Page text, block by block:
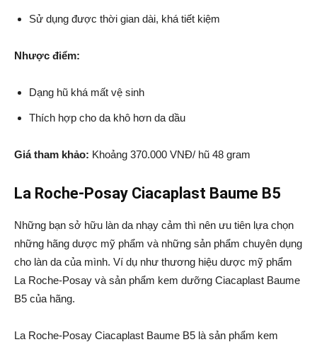
Sử dụng được thời gian dài, khá tiết kiệm
Nhược điểm:
Dạng hũ khá mất vệ sinh
Thích hợp cho da khô hơn da dầu
Giá tham khảo: Khoảng 370.000 VNĐ/ hũ 48 gram
La Roche-Posay Ciacaplast Baume B5
Những bạn sở hữu làn da nhạy cảm thì nên ưu tiên lựa chọn
những hãng dược mỹ phẩm và những sản phẩm chuyên dụng
cho làn da của mình. Ví dụ như thương hiệu dược mỹ phẩm
La Roche-Posay và sản phẩm kem dưỡng Ciacaplast Baume
B5 của hãng.
La Roche-Posay Ciacaplast Baume B5 là sản phẩm kem